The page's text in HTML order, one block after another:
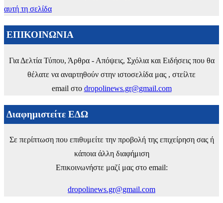
αυτή τη σελίδα
ΕΠΙΚΟΙΝΩΝΙΑ
Για Δελτία Τύπου, Άρθρα - Απόψεις, Σχόλια και Ειδήσεις που θα
θέλατε να αναρτηθούν στην ιστοσελίδα μας , στείλτε
email στο dropolinews.gr@gmail.com
Διαφημιστείτε ΕΔΩ
Σε περίπτωση που επιθυμείτε την προβολή της επιχείρηση σας ή
κάποια άλλη διαφήμιση
Επικοινωνήστε μαζί μας στο email:
dropolinews.gr@gmail.com